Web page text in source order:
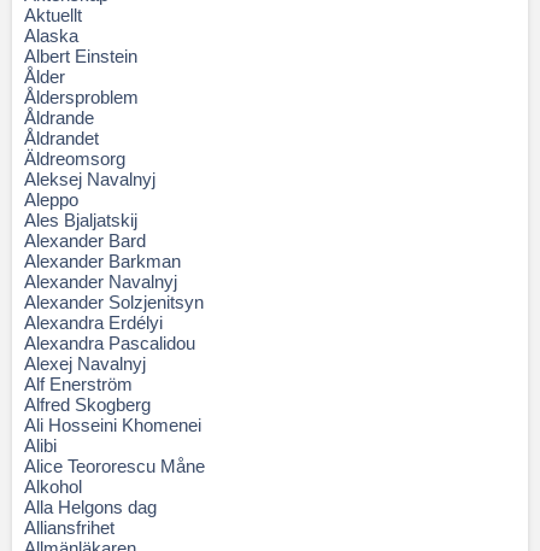
Aktuellt
Alaska
Albert Einstein
Ålder
Åldersproblem
Åldrande
Åldrandet
Äldreomsorg
Aleksej Navalnyj
Aleppo
Ales Bjaljatskij
Alexander Bard
Alexander Barkman
Alexander Navalnyj
Alexander Solzjenitsyn
Alexandra Erdélyi
Alexandra Pascalidou
Alexej Navalnyj
Alf Enerström
Alfred Skogberg
Ali Hosseini Khomenei
Alibi
Alice Teororescu Måne
Alkohol
Alla Helgons dag
Alliansfrihet